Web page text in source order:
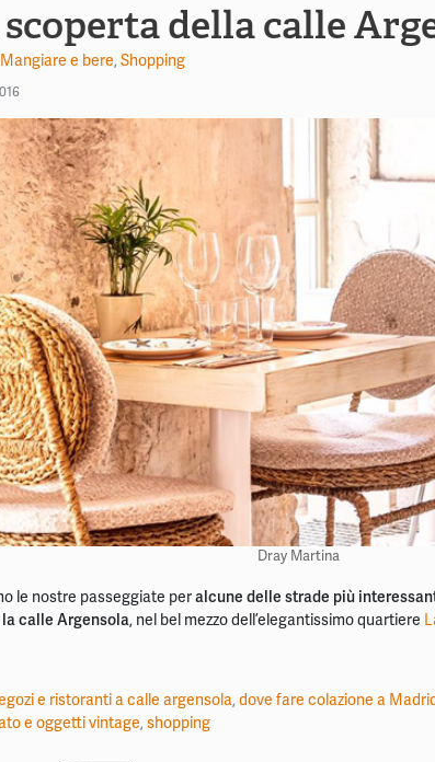
della calle
Mangiare e bere, Shopping
Dray Martina
le nostre passeggiate peralcune delle strade più
la calle Argensola, nel bel mezzo dell’elegantissimo quartiere
e ristoranti a calle argensola, dove fare colazione a Madrid
e oggetti vintage, shopping